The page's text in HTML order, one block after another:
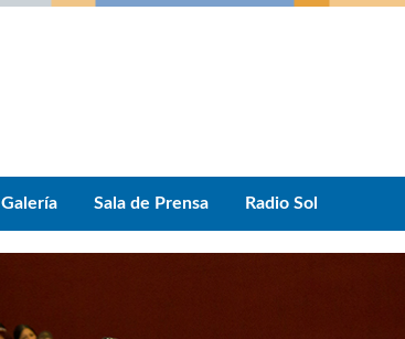
Galería Sala de Prensa Radio Sol